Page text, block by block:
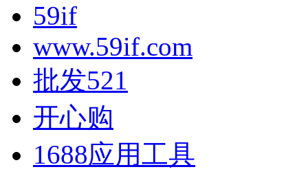
59if
www.59if.com
批发521
开心购
1688应用工具